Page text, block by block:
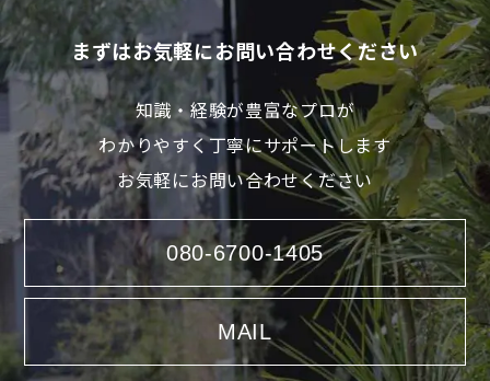
まずはお気軽にお問い合わせください
知識・経験が豊富なプロが
わかりやすく丁寧にサポートします
お気軽にお問い合わせください
080-6700-1405
MAIL